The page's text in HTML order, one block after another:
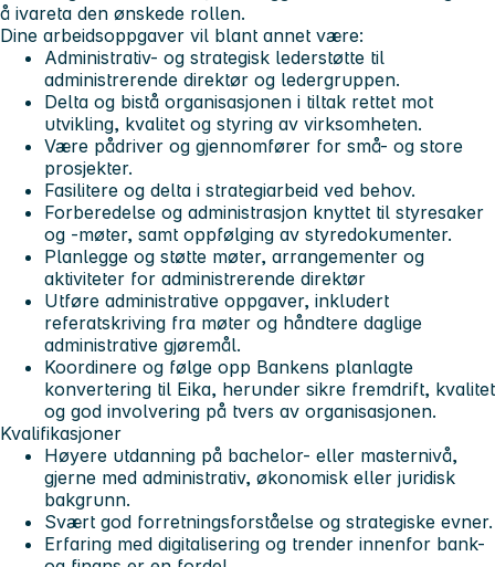
å ivareta den ønskede rollen.
Dine arbeidsoppgaver vil blant annet være:
Administrativ- og strategisk lederstøtte til
administrerende direktør og ledergruppen.
Delta og bistå organisasjonen i tiltak rettet mot
utvikling, kvalitet og styring av virksomheten.
Være pådriver og gjennomfører for små- og store
prosjekter.
Fasilitere og delta i strategiarbeid ved behov.
Forberedelse og administrasjon knyttet til styresaker
og -møter, samt oppfølging av styredokumenter.
Planlegge og støtte møter, arrangementer og
aktiviteter for administrerende direktør
Utføre administrative oppgaver, inkludert
referatskriving fra møter og håndtere daglige
administrative gjøremål.
Koordinere og følge opp Bankens planlagte
konvertering til Eika, herunder sikre fremdrift, kvalitet
og god involvering på tvers av organisasjonen.
Kvalifikasjoner
Høyere utdanning på bachelor- eller masternivå,
gjerne med administrativ, økonomisk eller juridisk
bakgrunn.
Svært god forretningsforståelse og strategiske evner.
Erfaring med digitalisering og trender innenfor bank-